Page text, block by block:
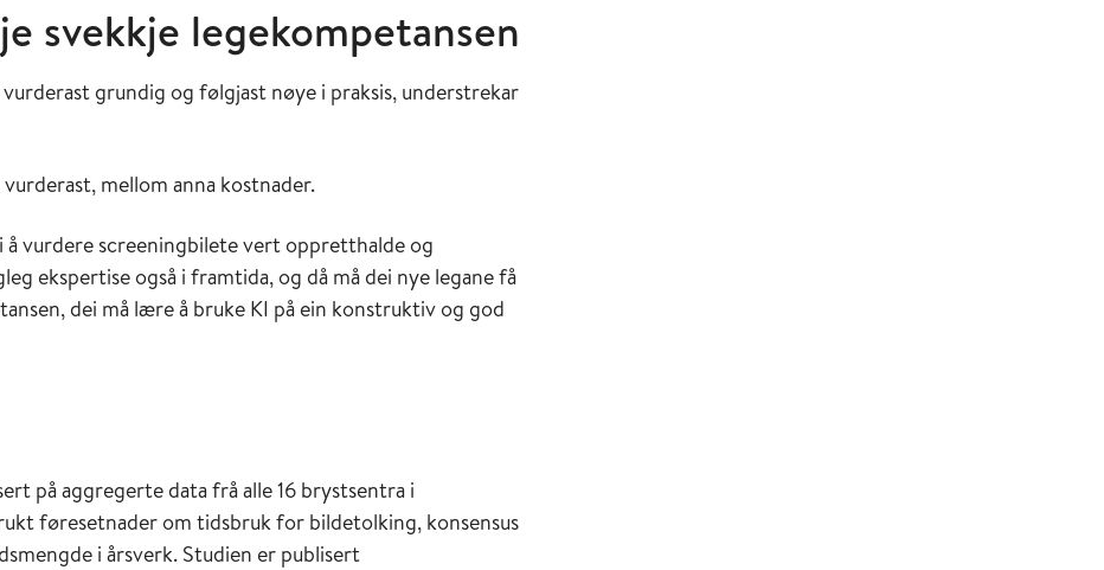
svekkje legekompetansen
grundig og følgjast nøye i praksis, understrekar
mellom anna kostnader.
å vurdere screeningbilete vert oppretthalde og
ekspertise også i framtida, og då må dei nye legane få
dei må lære å bruke KI på ein konstruktiv og god
på aggregerte data frå alle 16 brystsentra i
føresetnader om tidsbruk for bildetolking, konsensus
i årsverk.Studien er publisert